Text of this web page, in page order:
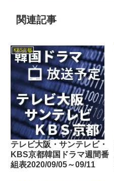
関連記事
KBS京都
テレビ大阪・サンテレビ・
KBS京都韓国ドラマ週間番
組表2020/09/05～09/11